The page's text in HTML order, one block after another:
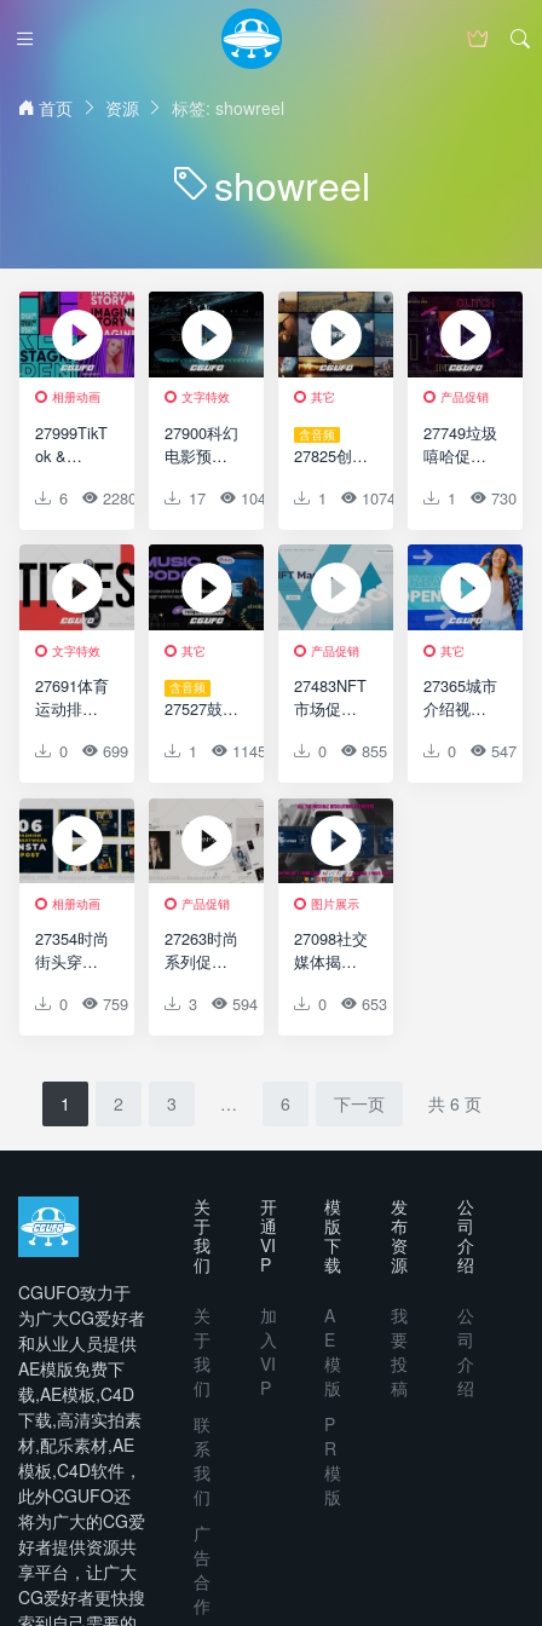
首页 资源 标签: showreel
showreel
相册动画
27999TikT
ok &
简介AE模
TikTok &
Instagram
6 2280 0 0
文字特效
27900科幻
电影预告
效动画AE
Movie
Trailer
17 1047 0 0
其它
含音频
27825创意
AE模版
Multiframe
Opener
1 1074 0 0
产品促销
27749垃圾
嘻哈促销
Grunge
Promo
1 730
文字特效
27691体育
运动排版
开场AE模
Typograph
y Opener
0 699 0 0
其它
含音频
27527鼓舞
客开场白
Inspiring
Podcast
Opener
1 1145 0 0
产品促销
27483NFT
市场促销
版NFT
Promo
0 855 0 0
其它
27365城市
介绍视频
板Urban
0 547
相册动画
27354时尚
街头穿
社交媒体
Fashion
Street
Wear
Instagram
Media
Post
0 759 0 0
产品促销
27263时尚
系列促销
Fashion
3 594 0 0
图片展示
27098社交
媒体揭幕
Social
0 653
1 2 3 … 6 下一页 共 6 页
CGUFO致力于
为广大CG爱好者
和从业人员提供
AE模版免费下
载,AE模板,C4D
下载,高清实拍素
材,配乐素材,AE
模板,C4D软件，
此外CGUFO还
将为广大的CG爱
好者提供资源共
享平台，让广大
CG爱好者更快搜
关
于
我
们
关
于
我
们
联
系
我
们
广
告
合
作
开
通
VI
P
加
入
VI
P
模
版
下
载
A
E
模
版
P
R
模
版
发
布
资
源
我
要
投
稿
公
司
介
绍
公
司
介
绍